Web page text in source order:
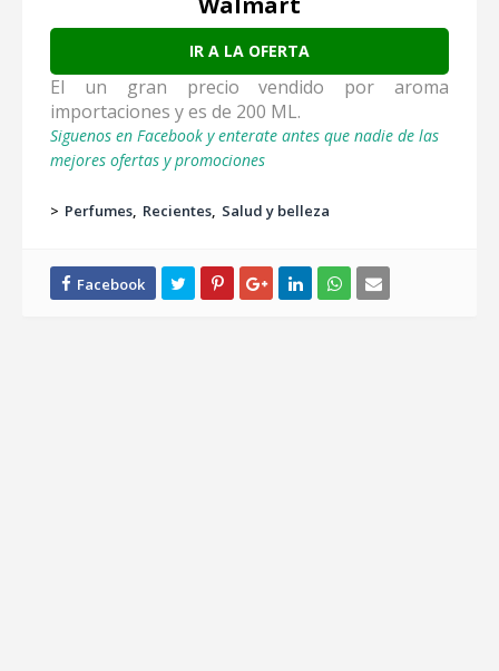
IR A LA OFERTA
El un gran precio vendido por aroma
importaciones y es de 200 ML.
Siguenos en Facebook y enterate antes que nadie de las
mejores ofertas y promociones
> Perfumes Recientes Salud y belleza